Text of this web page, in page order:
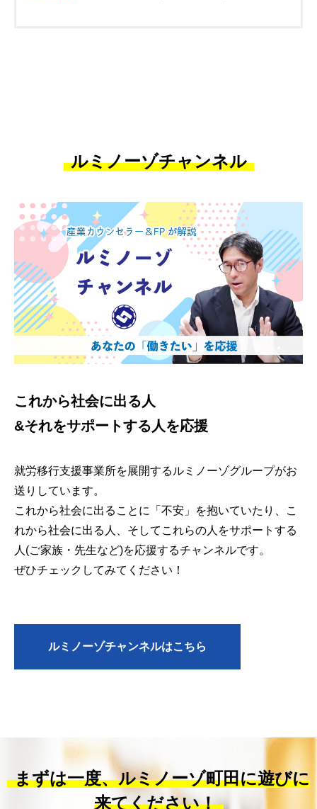
ルミノーゾチャンネル
これから社会に出る人
&それをサポートする人を応援
就労移行支援事業所を展開するルミノーゾグループがお
送りしています。
これから社会に出ることに「不安」を抱いていたり、こ
れから社会に出る人、そしてこれらの人をサポートする
人(ご家族・先生など)を応援するチャンネルです。
ぜひチェックしてみてください！
ルミノーゾチャンネルはこちら
まずは一度、ルミノーゾ町田に遊びに
来てください！